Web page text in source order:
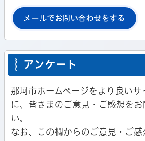
メールでお問い合わせをする
アンケート
那珂市ホームページをより良いサ
に、皆さまのご意見・ご感想をお
い。
なお、この欄からのご意見・ご感